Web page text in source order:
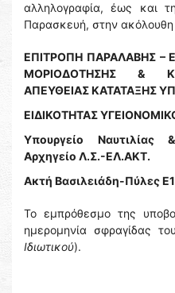
αλληλογραφία, έως και
Παρασκευή, στην ακόλουθη
ΕΠΙΤΡΟΠΗ ΠΑΡΑΛΑΒΗΣ –
ΜΟΡΙΟΔΟΤΗΣΗΣ &
ΑΠΕΥΘΕΙΑΣ ΚΑΤΑΤΑΞΗΣ
ΕΙΔΙΚΟΤΗΤΑΣ
Υπουργείο Ναυτιλίας
Αρχηγείο Λ.Σ.-ΕΛ.ΑΚΤ.
Ακτή Βασιλειάδη-Πύλες
Το εμπρόθεσμο της
ημερομηνία σφραγίδας
Ιδιωτικού).